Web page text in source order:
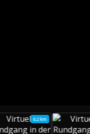
0,2 km